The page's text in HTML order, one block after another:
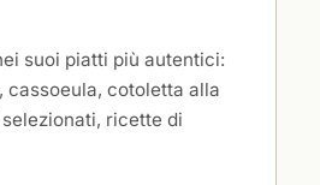
suoi piatti più autentici:
cassoeula, cotoletta alla
ricette di